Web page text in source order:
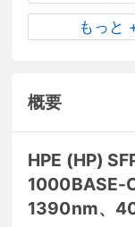
もっと
概要
HPE (HP)
1000BASE-
1390nm、